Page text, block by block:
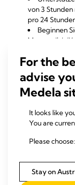
von 3
pro 24
Beginnen
Muttermilch/
der oralen
Empfehlen
1 Stunde
Weisen Sie
Therapie an
Therapie
For the
advise
Medela
It looks like
You are
Please choose:
Stay on